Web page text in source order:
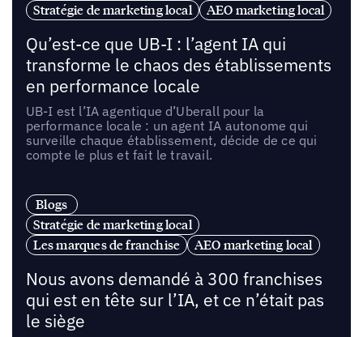
Stratégie de marketing local
AEO marketing local
Qu’est-ce que UB-I : l’agent IA qui
transforme le chaos des établissements
en performance locale
UB-I est l’IA agentique d’Uberall pour la
performance locale : un agent IA autonome qui
surveille chaque établissement, décide de ce qui
compte le plus et fait le travail.
Blogs
Stratégie de marketing local
Les marques de franchise
AEO marketing local
Nous avons demandé à 300 franchises
qui est en tête sur l’IA, et ce n’était pas
le siège